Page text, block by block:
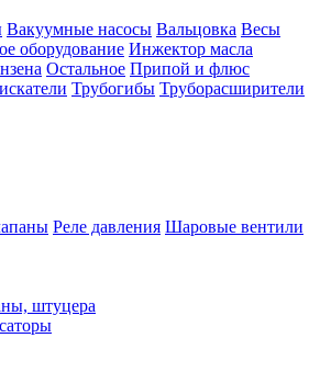
Вакуумные насосы Вальцовка Весы
оборудование Инжектор масла
Остальное Припой и флюс
Трубогибы Труборасширители
Реле давления Шаровые вентили
штуцера